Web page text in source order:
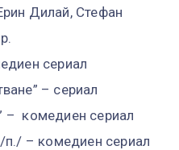
Дилай, Стефан
сериал
– сериал
– комедиен сериал
п./ – комедиен сериал